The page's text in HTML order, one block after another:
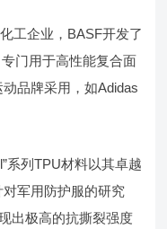
工企业，BASF开发了
门用于高性能复合面
品牌采用，如Adidas
系列TPU材料以其卓越
军用防护服的研究
出极高的抗撕裂强度